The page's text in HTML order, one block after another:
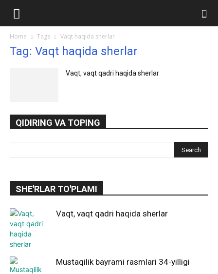
Home Tags Vaqt haqida sherlar
Tag: Vaqt haqida sherlar
Vaqt, vaqt qadri haqida sherlar
QIDIRING VA TOPING
SHE'RLAR TO'PLAMI
Vaqt, vaqt qadri haqida sherlar
Mustaqilik bayrami rasmlari 34-yilligi